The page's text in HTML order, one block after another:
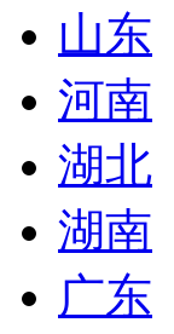
山东
河南
湖北
湖南
广东